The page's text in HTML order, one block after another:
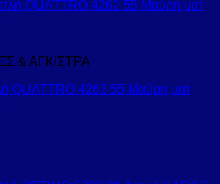
& ΑΓΚΙΣΤΡΑ
QUATTRO 4262 55 Μαύρη ματ